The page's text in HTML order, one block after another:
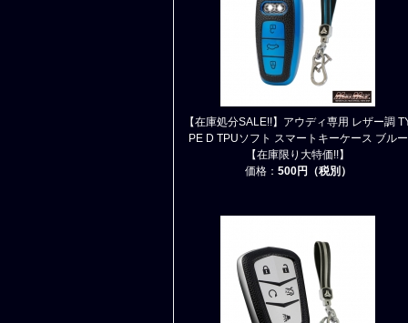
【在庫処分SALE!!】アウディ専用 レザー調
PE D TPUソフト スマートキーケース ブルー
【在庫限り大特価!!】
価格： 500円（税別）